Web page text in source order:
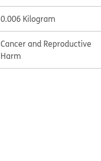
0.006 Kilogram
Cancer and Reproductive
Harm